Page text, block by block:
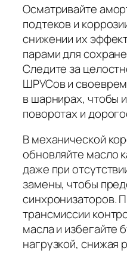
Осматривайте
подтеков и
снижении их
парами для
Следите за
ШРУСов и
в шарнирах, чтобы
поворотах и
В механической
обновляйте масло
даже при
замены, чтобы
синхронизаторов.
трансмиссии
масла и избегайте
нагрузкой, снижая